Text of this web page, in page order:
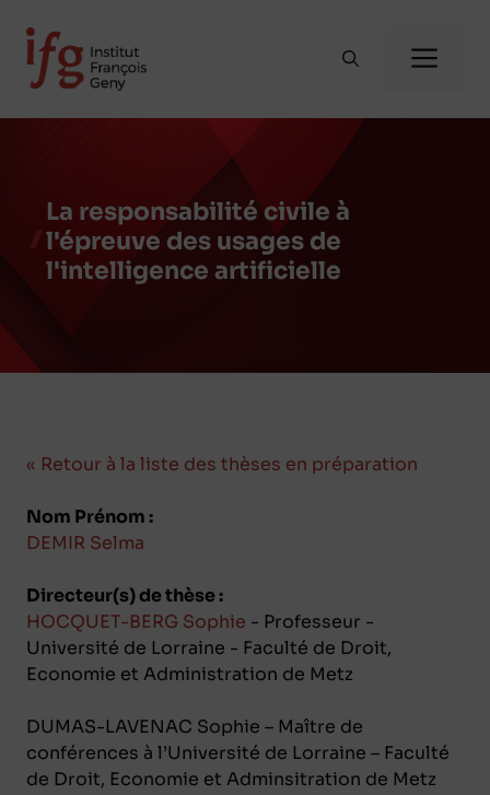
contenu
La responsabilité civile à
l'épreuve des usages de
l'intelligence artificielle
« Retour à la liste des thèses en préparation
Nom Prénom :
DEMIR Selma
Directeur(s) de thèse :
HOCQUET-BERG Sophie - Professeur -
Université de Lorraine - Faculté de Droit,
Economie et Administration de Metz
DUMAS-LAVENAC Sophie – Maître de
conférences à l’Université de Lorraine – Faculté
de Droit, Economie et Adminsitration de Metz